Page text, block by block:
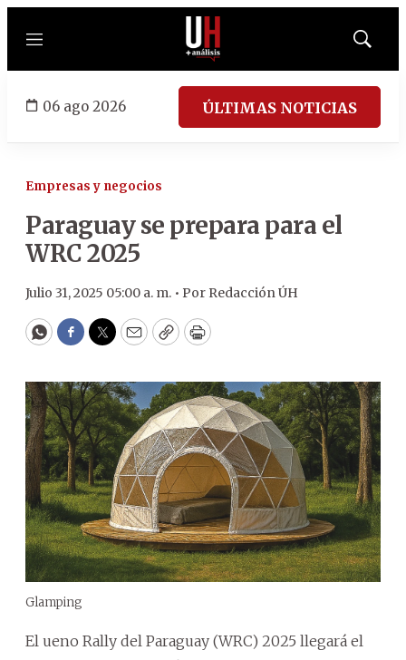
Menú
Mostrar
06 ago 2026 ÚLTIMAS NOTICIAS
Empresas y negocios
Paraguay se prepara para el
WRC 2025
Julio 31, 2025 05:00 a. m. • Por Redacción ÚH
WhatsApp
Facebook
Twitter
EmailCopyPrint
Glamping
El ueno Rally del Paraguay (WRC) 2025 llegará el